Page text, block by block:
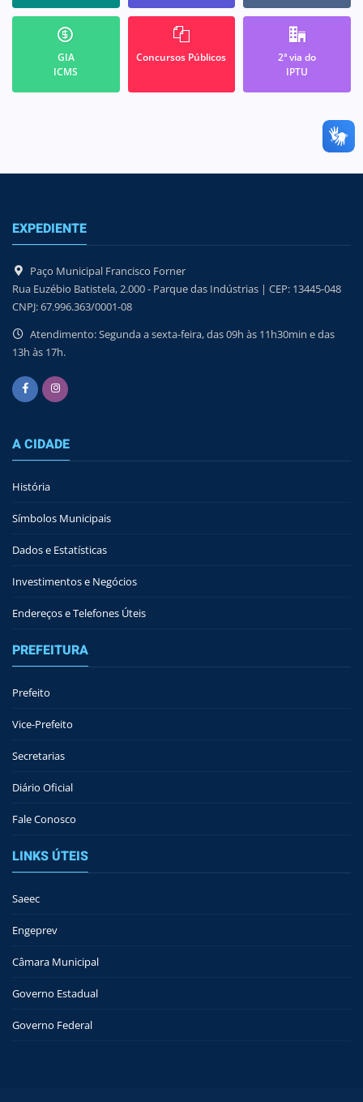
GIA
ICMS
Concursos Públicos
2ª via do
IPTU
EXPEDIENTE
Paço Municipal Francisco Forner
Rua Euzébio Batistela, 2.000 - Parque das Indústrias | CEP: 13445-048
CNPJ: 67.996.363/0001-08
Atendimento: Segunda a sexta-feira, das 09h às 11h30min e das
13h às 17h.
A CIDADE
História
Símbolos Municipais
Dados e Estatísticas
Investimentos e Negócios
Endereços e Telefones Úteis
PREFEITURA
Prefeito
Vice-Prefeito
Secretarias
Diário Oficial
Fale Conosco
LINKS ÚTEIS
Saeec
Engeprev
Câmara Municipal
Governo Estadual
Governo Federal